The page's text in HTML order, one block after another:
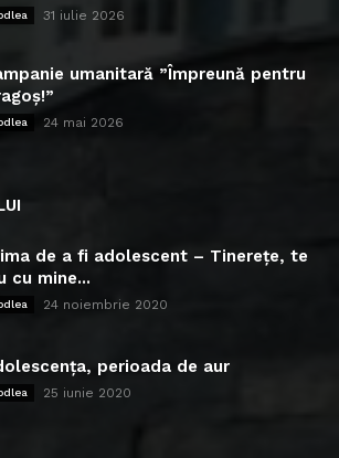
31 iulie 2026
umanitară ”Împreună pentru
24 mai 2026
de a fi adolescent – Tinerețe, te
cu mine...
24 noiembrie 2020
perioada de aur
25 iunie 2020